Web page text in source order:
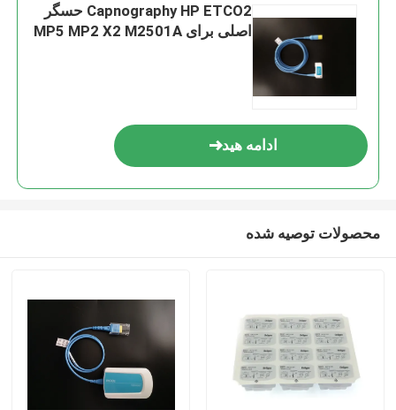
Capnography HP ETCO2 حسگر
اصلی برای MP5 MP2 X2 M2501A
ادامه هید
محصولات توصیه شده